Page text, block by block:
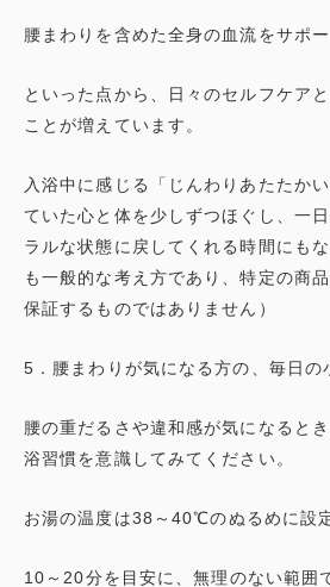
腰まわりを含めた全身の血流をサポ
といった点から、日々のセルフケア
ことが増えています。
入浴中に感じる「じんわりあたたか
ていた心と体を少しずつほぐし、一
ラルな状態に戻してくれる時間にも
も一般的な考え方であり、特定の商
保証するものではありません）
5．腰まわりが気になる方の、毎日の
腰の重だるさや違和感が気になると
浴習慣を意識してみてください。
お湯の温度は38～40℃のぬるめに設
10～20分を目安に、無理のない範囲